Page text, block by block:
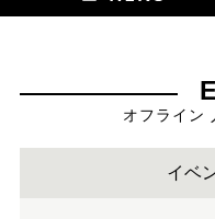
オフライン
イベ